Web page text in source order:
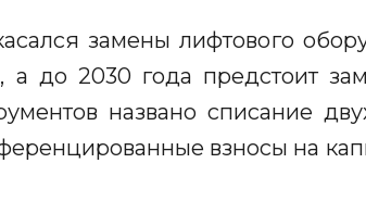
замены лифтового
а до 2030 года предстоит
названо списание
взносы на